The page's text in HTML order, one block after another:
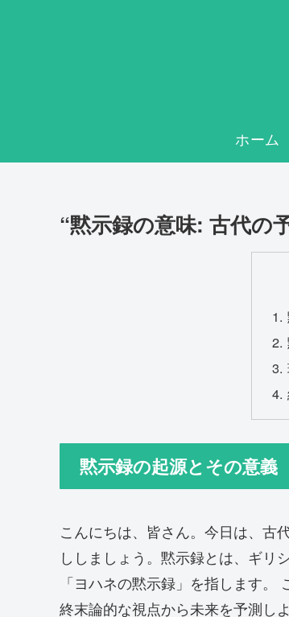
ホーム
“黙示録の意味: 古代の
黙示録の起源とその意義
こんにちは、皆さん。今日は、古
ししましょう。黙示録とは、ギリ
「ヨハネの黙示録」を指します。
終末論的な視点から未来を予測し